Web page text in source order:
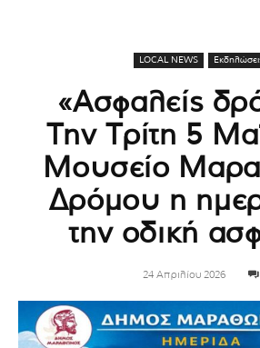
LOCAL NEWS
«Ασφαλείς
Την Τρίτη 5
Μουσείο
Δρόμου η
την οδική
24 Απριλίου 2026